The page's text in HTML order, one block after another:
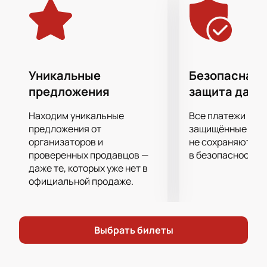
события!Купить билеты
можете уже сейчас. Это отличная возможность
провести вечер в компании любимых исполнителей
акустике Спортивно-концертного комплекса имени
Карена Демирчяна.
Поторопитесь, количество билетов ограничено!
Уникальные
предложения
Находим уникальные
предложения от
организаторов и
проверенных продавцов —
даже те, которых уже нет в
официальной продаже.
Безопасная
защита
Все платежи
защищённые
не сохраняются
в безопасности.
Выбрать билеты